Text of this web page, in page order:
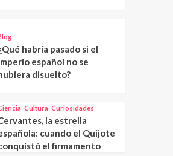
habría pasado si el
español no se
disuelto?
Cultura Curiosidades
la estrella
cuando el Quijote
el firmamento